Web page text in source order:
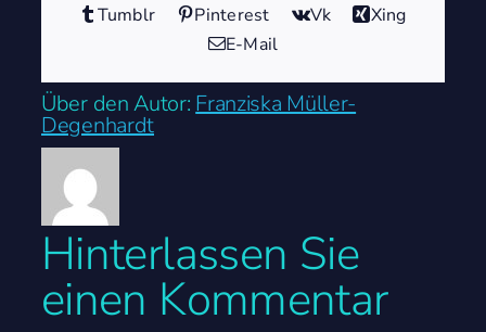
Tumblr
Pinterest Vk
Xing
E-Mail
Über den Autor: Franziska Müller-
Degenhardt
Hinterlassen Sie
einen Kommentar